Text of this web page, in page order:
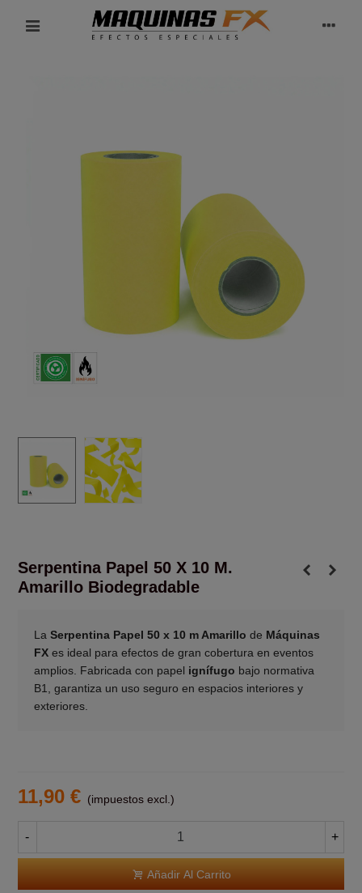
Serpentina Papel 50 X 10 M.
Amarillo Biodegradable
La Serpentina Papel 50 x 10 m Amarillo de Máquinas
FXes ideal para efectos de gran cobertura en eventos
amplios. Fabricada con papel ignífugo bajo normativa
B1, garantiza un uso seguro en espacios interiores y
exteriores.
11,90 € (impuestos excl.)
- +
Añadir Al Carrito